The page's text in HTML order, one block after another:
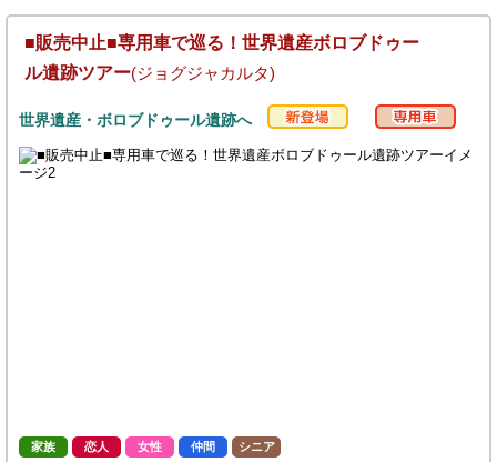
■販売中止■専用車で巡る！世界遺産ボロブドゥー
ル遺跡ツアー(ジョグジャカルタ)
世界遺産・ボロブドゥール遺跡へ
家族 恋人 女性 仲間 シニア